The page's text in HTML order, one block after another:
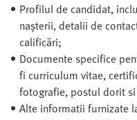
Profilul de candidat,
nașterii, detalii de
calificări;
Documente specifice
fi curriculum vitae,
fotografie, postul dorit
Alte informatii furnizate